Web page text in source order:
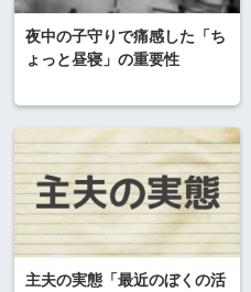
夜中の子守りで痛感した「ち
ょっと昼寝」の重要性
主夫の実態「最近のぼくの活